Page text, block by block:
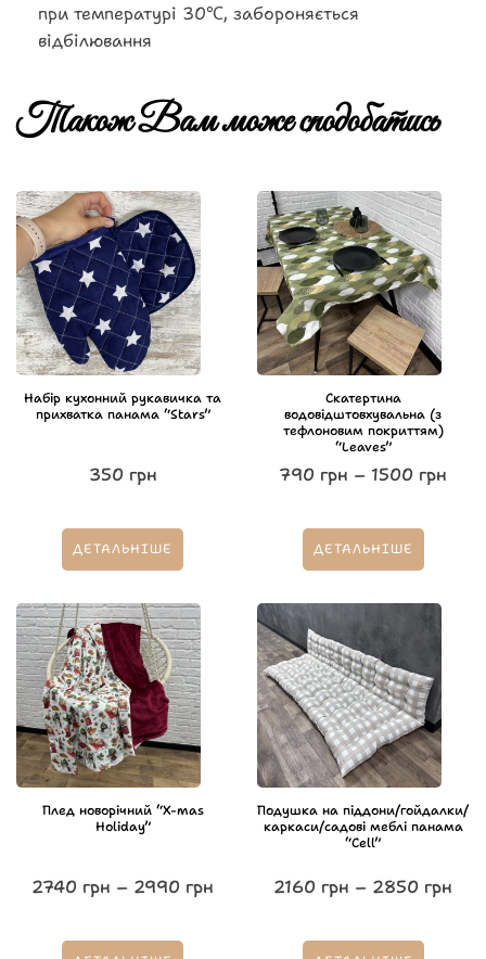
при температурі 30℃, забороняється
відбілювання
Також Вам може сподобатись
Набір кухонний рукавичка та
прихватка панама “Stars”
350 грн
ДЕТАЛЬНІШЕ
Скатертина
водовідштовхувальна (з
тефлоновим покриттям)
“Leaves”
790 грн – 1500 грн
ДЕТАЛЬНІШЕ
Плед новорічний “X-mas
Holiday”
2740 грн – 2990 грн
Подушка на піддони/гойдалки/
каркаси/садові меблі панама
“Cell”
2160 грн – 2850 грн